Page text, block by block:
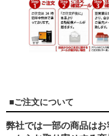
■ご注文について
弊社では一部の商品は